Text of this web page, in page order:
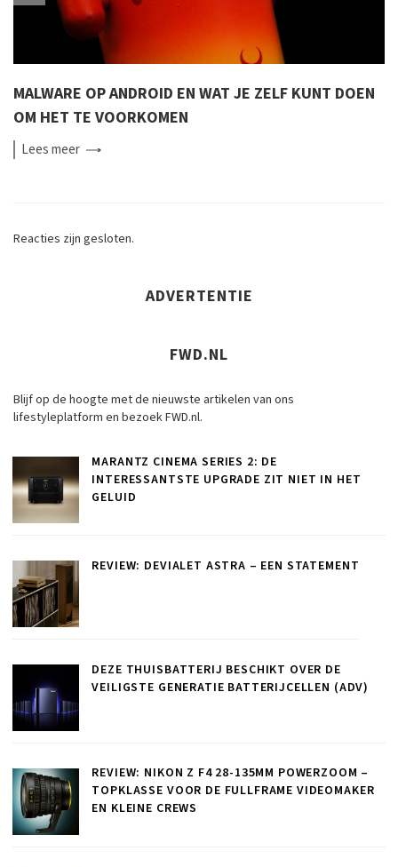
MALWARE OP ANDROID EN WAT JE ZELF KUNT DOEN
OM HET TE VOORKOMEN
Leesmeer
Reacties zijn gesloten.
ADVERTENTIE
FWD.NL
Blijf op de hoogte met de nieuwste artikelen van ons
lifestyleplatform en bezoek FWD.nl.
MARANTZ CINEMA SERIES 2: DE
INTERESSANTSTE UPGRADE ZIT NIET IN HET
GELUID
REVIEW: DEVIALET ASTRA – EEN STATEMENT
DEZE THUISBATTERIJ BESCHIKT OVER DE
VEILIGSTE GENERATIE BATTERIJCELLEN (ADV)
REVIEW: NIKON Z F4 28-135MM POWERZOOM –
TOPKLASSE VOOR DE FULLFRAME VIDEOMAKER
EN KLEINE CREWS